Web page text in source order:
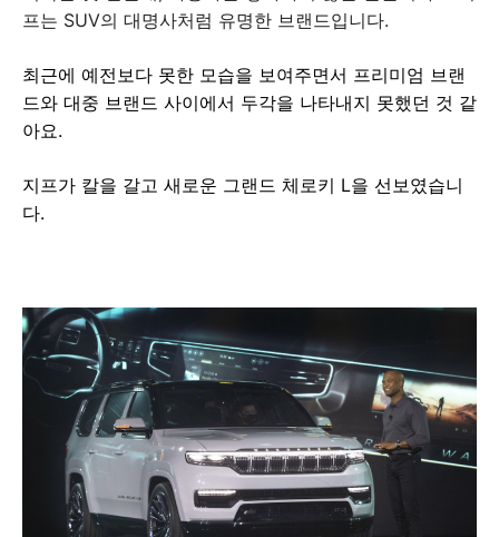
프는 SUV의 대명사처럼 유명한 브랜드입니다.
최근에 예전보다 못한 모습을 보여주면서 프리미엄 브랜
드와 대중 브랜드 사이에서 두각을 나타내지 못했던 것 같
아요.
지프가 칼을 갈고 새로운 그랜드 체로키 L을 선보였습니
다.